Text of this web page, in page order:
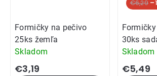
Formičky na pečivo
25ks žemľa
Skladom
€3,19
€6,29
30ks
Skladom
€5,49